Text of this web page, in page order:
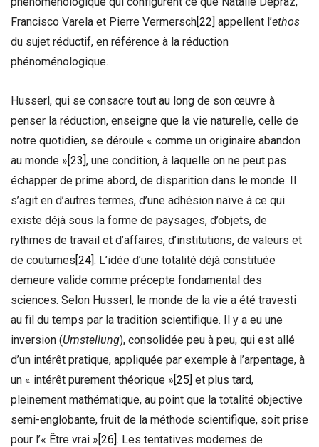
Francisco Varela et Pierre Vermersch[22] appellent l’ethos
du sujet réductif, en référence à la réduction
phénoménologique.
Husserl, qui se consacre tout au long de son œuvre à
penser la réduction, enseigne que la vie naturelle, celle de
notre quotidien, se déroule « comme un originaire abandon
au monde »[23], une condition, à laquelle on ne peut pas
échapper de prime abord, de disparition dans le monde. Il
s’agit en d’autres termes, d’une adhésion naïve à ce qui
existe déjà sous la forme de paysages, d’objets, de
rythmes de travail et d’affaires, d’institutions, de valeurs et
de coutumes[24]. L’idée d’une totalité déjà constituée
demeure valide comme précepte fondamental des
sciences. Selon Husserl, le monde de la vie a été travesti
au fil du temps par la tradition scientifique. Il y a eu une
inversion (Umstellung), consolidée peu à peu, qui est allé
d’un intérêt pratique, appliquée par exemple à l’arpentage, à
un « intérêt purement théorique »[25] et plus tard,
pleinement mathématique, au point que la totalité objective
semi-englobante, fruit de la méthode scientifique, soit prise
pour l’« Être vrai »[26]. Les tentatives modernes de